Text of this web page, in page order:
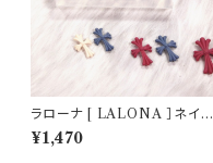
ラローナ [ LALONA ］ネイル
シリコンモールド ( クロス・4デ
ザイン ) ジェルネイル/レジン/
¥1,470